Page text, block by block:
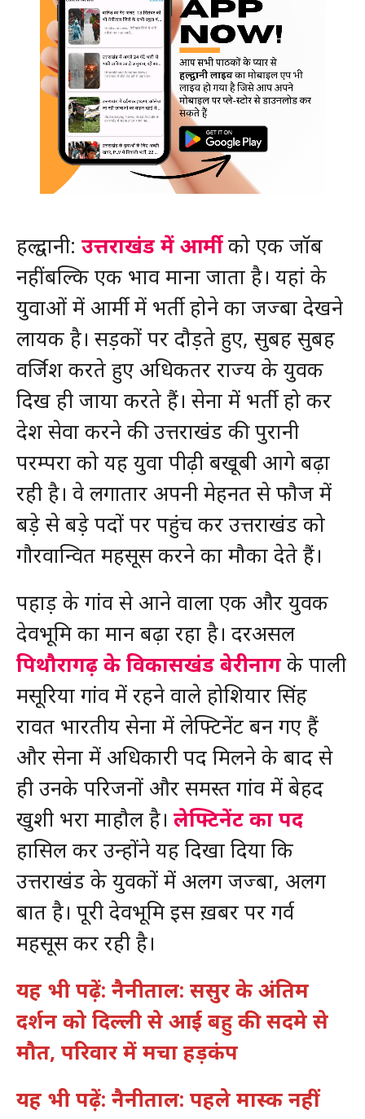
हल्द्वानी: उत्तराखंड में आर्मीको एक जॉब
नहीं बल्कि एक भाव माना जाता है। यहां के
युवाओं में आर्मी में भर्ती होने का जज्बा देखने
लायक है। सड़कों पर दौड़ते हुए, सुबह सुबह
वर्जिश करते हुए अधिकतर राज्य के युवक
दिख ही जाया करते हैं। सेना में भर्ती हो कर
देश सेवा करने की उत्तराखंड की पुरानी
परम्परा को यह युवा पीढ़ी बखूबी आगे बढ़ा
रही है। वे लगातार अपनी मेहनत से फौज में
बड़े से बड़े पदों पर पहुंच कर उत्तराखंड को
गौरवान्वित महसूस करने का मौका देते हैं।
पहाड़ के गांव से आने वाला एक और युवक
देवभूमि का मान बढ़ा रहा है। दरअसल
पिथौरागढ़ के विकासखंड बेरीनागके पाली
मसूरिया गांव में रहने वाले होशियार सिंह
रावत भारतीय सेना में लेफ्टिनेंट बन गए हैं
और सेना में अधिकारी पद मिलने के बाद से
ही उनके परिजनों और समस्त गांव में बेहद
खुशी भरा माहौल है। लेफ्टिनेंट का पद
हासिल कर उन्होंने यह दिखा दिया कि
उत्तराखंड के युवकों में अलग जज्बा, अलग
बात है। पूरी देवभूमि इस ख़बर पर गर्व
महसूस कर रही है।
यह भी पढ़ें: नैनीताल: ससुर के अंतिम
दर्शन को दिल्ली से आई बहु की सदमे से
मौत, परिवार में मचा हड़कंप
यह भी पढ़ें: नैनीताल: पहले मास्क नहीं